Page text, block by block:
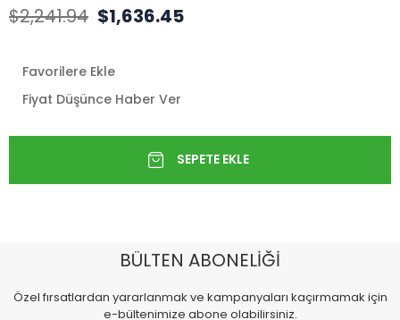
$2,241.94 $1,636.45
Favorilere Ekle
Fiyat Düşünce Haber Ver
BÜLTEN ABONELİĞİ
Özel fırsatlardan yararlanmak ve kampanyaları kaçırmamak için
e-bültenimize abone olabilirsiniz.